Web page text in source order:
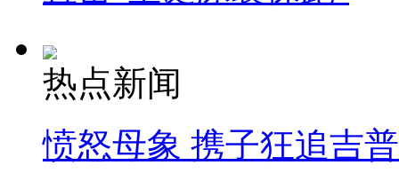
热点新闻
愤怒母象 携子狂追吉